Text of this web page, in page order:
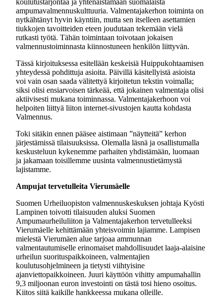
koulutustarjontaa ja yhtenäistämään suomalaista
ampumavalmennuskulttuuria. Valmentajakerhon toiminta on
nytkähtänyt hyvin käyntiin, mutta sen itselleen asettamien
tiukkojen tavoitteiden eteen joudutaan tekemään vielä
rutkasti työtä. Tähän toimintaan toivotaan jokaisen
valmennustoiminnasta kiinnostuneen henkilön liittyvän.
Tässä kirjoituksessa esitellään keskeisiä Huippukohtaamisen
yhteydessä pohdittuja asioita. Päivillä käsitellyistä asioista
voi vain osan saada välitettyä kirjoitetun tekstin voimalla;
siksi olisi ensiarvoisen tärkeää, että jokainen valmentaja olisi
aktiivisesti mukana toiminnassa. Valmentajakerhoon voi
helpoiten liittyä liiton internet-sivustojen kautta kohdasta
Valmennus.
Toki sitäkin ennen pääsee aistimaan ”näytteitä” kerhon
järjestämissä tilaisuuksissa. Olemalla läsnä ja osallistumalla
keskusteluun kykenemme parhaiten yhdistämään, luomaan
ja jakamaan toisillemme uusinta valmennustietämystä
lajistamme.
Ampujat tervetulleita Vierumäelle
Suomen Urheiluopiston valmennuskeskuksen johtaja Kyösti
Lampinen toivotti tilaisuuden aluksi Suomen
Ampumaurheiluliiton ja Valmentajakerhon tervetulleeksi
Vierumäelle kehittämään yhteisvoimin lajiamme. Lampisen
mielestä Vierumäen alue tarjoaa ammunnan
valmentautumiselle erinomaiset mahdollisuudet laaja-alaisine
urheilun suorituspaikkoineen, valmentajien
koulutusohjelmineen ja tietysti viihtyisine
ajanviettopaikkoineen. Juuri käyttöön vihitty ampumahallin
9,3 miljoonan euron investointi on tästä tosi hieno osoitus.
Kiitos siitä kaikille hankkeessa mukana olleille.